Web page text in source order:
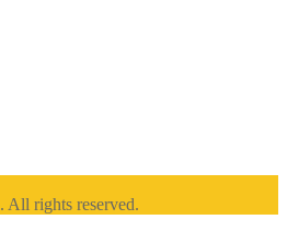
. All rights reserved.